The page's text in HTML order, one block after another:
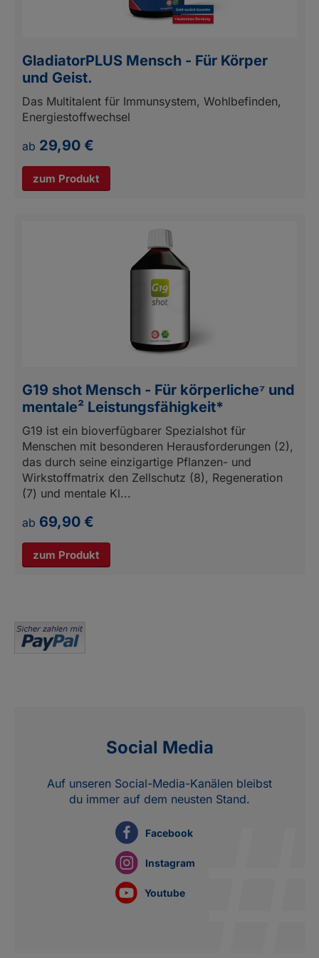
GladiatorPLUS Mensch - Für Körper
und Geist.
Das Multitalent für Immunsystem, Wohlbefinden,
Energiestoffwechsel
ab 29,90 €
zum Produkt
G19 shot Mensch - Für körperliche⁷ und
mentale² Leistungsfähigkeit*
G19 ist ein bioverfügbarer Spezialshot für
Menschen mit besonderen Herausforderungen (2),
das durch seine einzigartige Pflanzen- und
Wirkstoffmatrix den Zellschutz (8), Regeneration
(7) und mentale Kl...
ab 69,90 €
zum Produkt
Social Media
Auf unseren Social-Media-Kanälen bleibst
du immer auf dem neusten Stand.
Facebook
Instagram
Youtube